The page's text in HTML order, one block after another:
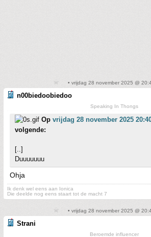
• vrijdag 28 november 2025 @
n00biedoobiedoo
Speaking In Thongs
Op vrijdag 28 november 2025
volgende:
[..]
Duuuuuuu
Ohja
Ik denk wel eens aan Ionica
Die deelde nog eens staart tot de macht 7
• vrijdag 28 november 2025 @
Strani
Beroemde influencer